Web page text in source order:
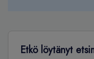
Etkö löytänyt